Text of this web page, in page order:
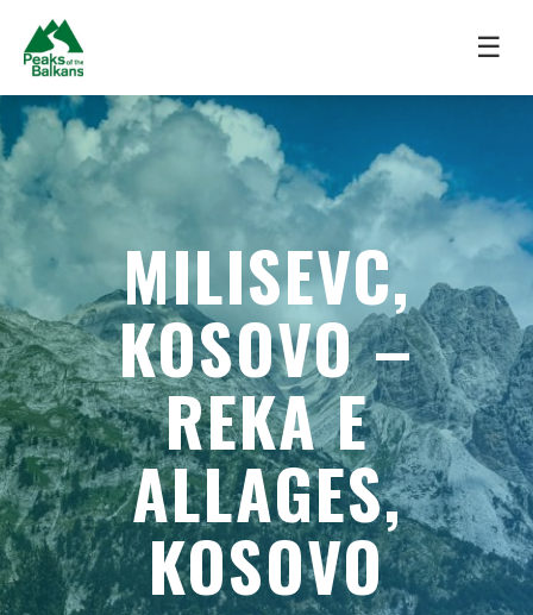
☰
MILISEVC,
KOSOVO –
REKA E
ALLAGES,
KOSOVO